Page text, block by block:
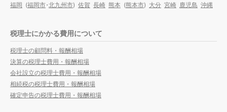
福岡 (福岡市・北九州市) 佐賀 長崎 熊本 (熊本市) 大分 宮崎 鹿児島 沖縄
税理士にかかる費用について
税理士の顧問料・報酬相場
決算の税理士費用・報酬相場
会社設立の税理士費用・報酬相場
相続税の税理士費用・報酬相場
確定申告の税理士費用・報酬相場